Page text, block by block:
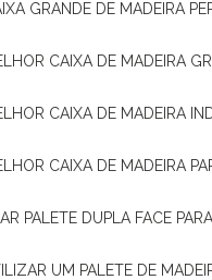
GRANDE DE MADEIRA
CAIXA DE MADEIRA
CAIXA DE MADEIRA
CAIXA DE MADEIRA
PALETE DUPLA FACE
UM PALETE DE